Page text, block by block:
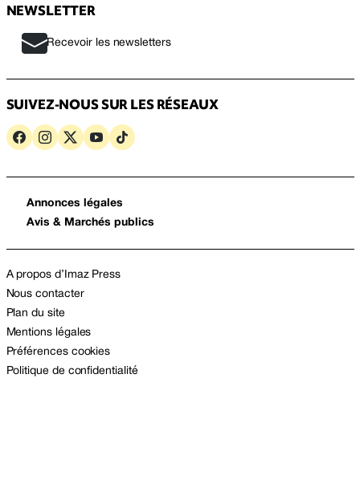
NEWSLETTER
Recevoir les newsletters
SUIVEZ-NOUS SUR LES RÉSEAUX
Annonces légales
Avis & Marchés publics
A propos d’Imaz Press
Nous contacter
Plan du site
Mentions légales
Préférences cookies
Politique de confidentialité